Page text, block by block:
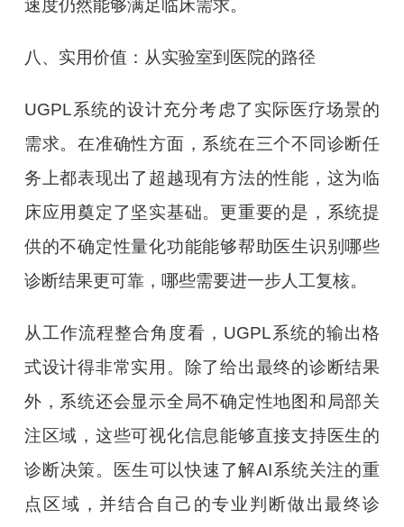
速度仍然能够满足临床需求。
八、实用价值：从实验室到医院的路径
UGPL系统的设计充分考虑了实际医疗场景的
需求。在准确性方面，系统在三个不同诊断任
务上都表现出了超越现有方法的性能，这为临
床应用奠定了坚实基础。更重要的是，系统提
供的不确定性量化功能能够帮助医生识别哪些
诊断结果更可靠，哪些需要进一步人工复核。
从工作流程整合角度看，UGPL系统的输出格
式设计得非常实用。除了给出最终的诊断结果
外，系统还会显示全局不确定性地图和局部关
注区域，这些可视化信息能够直接支持医生的
诊断决策。医生可以快速了解AI系统关注的重
点区域，并结合自己的专业判断做出最终诊